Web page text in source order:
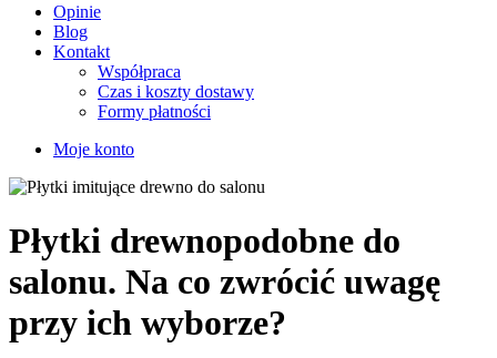
Opinie
Blog
Kontakt
Współpraca
Czas i koszty dostawy
Formy płatności
Moje konto
Płytki drewnopodobne do
salonu. Na co zwrócić uwagę
przy ich wyborze?